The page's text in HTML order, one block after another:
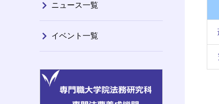
ニュース一覧
イベント一覧